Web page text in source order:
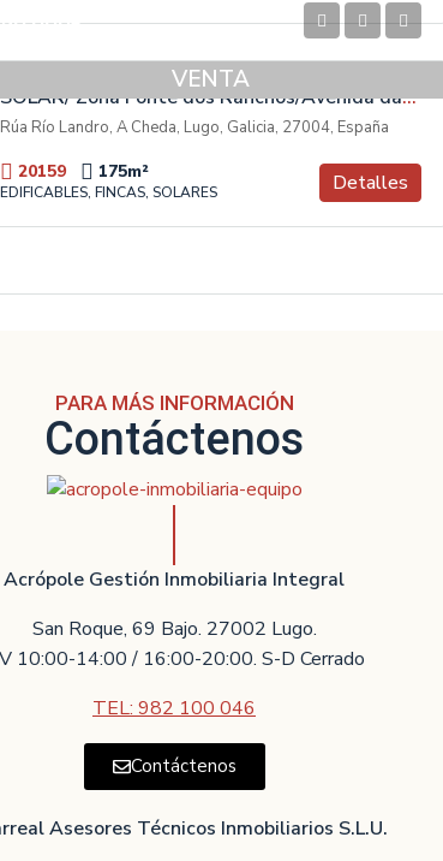
VENTA
50.000€
SOLAR/ Zona Fonte dos Ranchos/Avenida das Américas
Rúa Río Landro, A Cheda, Lugo, Galicia, 27004, España
20159 175m²
EDIFICABLES, FINCAS, SOLARES Detalles
PARA MÁS INFORMACIÓN
Contáctenos
Acrópole Gestión Inmobiliaria Integral
San Roque, 69 Bajo. 27002 Lugo.
10:00-14:00 / 16:00-20:00. S-D Cerrado
TEL: 982 100 046
Contáctenos
Asesores Técnicos Inmobiliarios S.L.U.